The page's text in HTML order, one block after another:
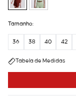
Tamanho:
36 38 40 42
Tabela de Medidas